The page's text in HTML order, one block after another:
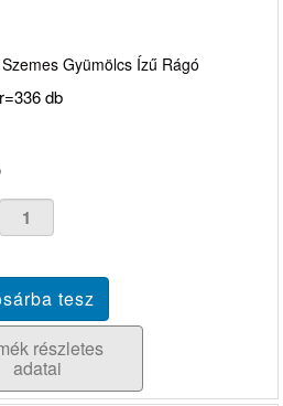
Gyümölcs Ízű Rágó
db
részletes
adatai